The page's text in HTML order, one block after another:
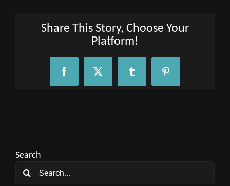
Share This Story, Choose Your
Platform!
FacebookX Tumblr Pinterest
Search
Search